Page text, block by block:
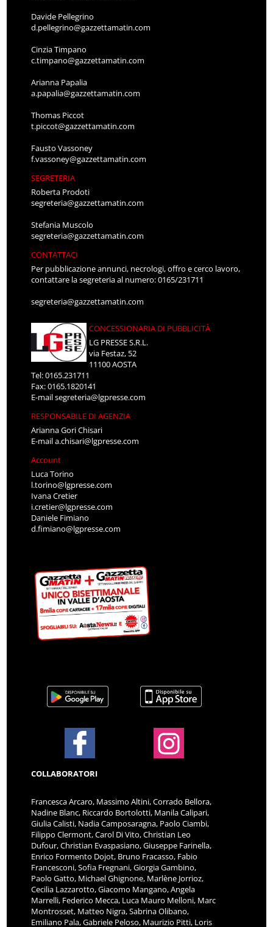
Davide Pellegrino
d.pellegrino@gazzettamatin.com
Cinzia Timpano
c.timpano@gazzettamatin.com
Arianna Papalia
a.papalia@gazzettamatin.com
Thomas Piccot
t.piccot@gazzettamatin.com
Fausto Vassoney
f.vassoney@gazzettamatin.com
SEGRETERIA
Roberta Prodoti
segreteria@gazzettamatin.com
Stefania Muscolo
segreteria@gazzettamatin.com
CONTATTACI
Per pubblicazione annunci, necrologi, offro e cerco lavoro,
contattare la segreteria al numero: 0165/231711
segreteria@gazzettamatin.com
CONCESSIONARIA DI PUBBLICITÀ
LG PRESSE S.R.L.
via Festaz, 52
11100 AOSTA
Tel: 0165.231711
Fax: 0165.1820141
E-mailsegreteria@lgpresse.com
RESPONSABILE DI AGENZIA
Arianna Gori Chisari
E-maila.chisari@lgpresse.com
Account
Luca Torino
l.torino@lgpresse.com
Ivana Cretier
i.cretier@lgpresse.com
Daniele Fimiano
d.fimiano@lgpresse.com
COLLABORATORI
Francesca Arcaro, Massimo Altini, Corrado Bellora,
Nadine Blanc, Riccardo Bortolotti, Manila Calipari,
Giulia Calisti, Nadia Camposaragna, Paolo Ciambi,
Filippo Clermont, Carol Di Vito, Christian Leo
Dufour, Christian Evaspasiano, Giuseppe Farinella,
Enrico Formento Dojot, Bruno Fracasso, Fabio
Francesconi, Sofia Fregnani, Giorgia Gambino,
Paolo Gatto, Michael Ghignone, Marlène Jorrioz,
Cecilia Lazzarotto, Giacomo Mangano, Angela
Marrelli, Federico Mecca, Luca Mauro Melloni, Marc
Montrosset, Matteo Nigra, Sabrina Olibano,
Emiliano Pala, Gabriele Peloso, Maurizio Pitti, Loris